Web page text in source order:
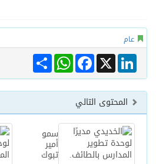
عام
Share
WhatsAppFacebook X
LinkedIn
المحتوى التالي
سمو
أمير
تبوك